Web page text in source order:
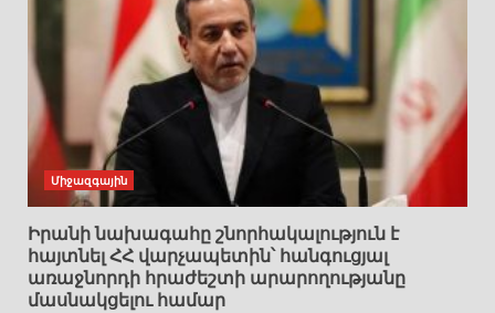
Միջազգային
Իրանի նախագահը շնորհակալություն է
հայտնել ՀՀ վարչապետին՝ հանգուցյալ
առաջնորդի հրաժեշտի արարողությանը
մասնակցելու համար